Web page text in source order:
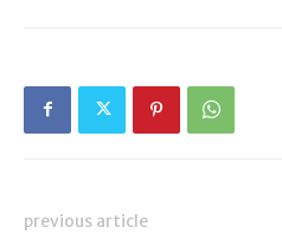
previous article